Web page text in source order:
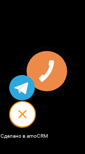
Сделано в amoCRM